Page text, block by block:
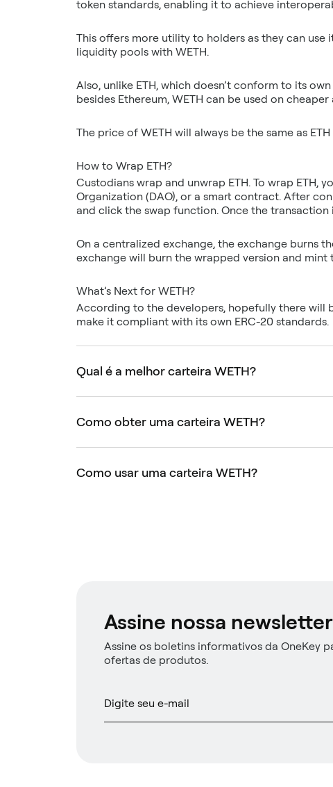
This offers more utility to holders as they can
Also, unlike ETH, which doesn’t conform to its
Custodians wrap and unwrap ETH. To wrap ETH,
Organization (DAO), or a smart contract. After
On a centralized exchange, the exchange burns
According to the developers, hopefully there will
make it compliant with its own ERC-20 standards.
Qual é a melhor carteira WETH?
Como obter uma carteira WETH?
Como usar uma carteira WETH?
Assine nossa newsletter
Assine os boletins informativos da OneKey
ofertas de produtos.